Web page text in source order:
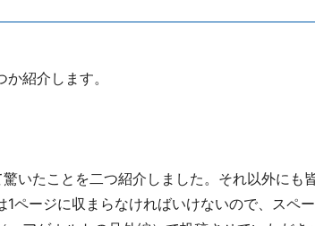
紹介します。
いたことを二つ紹介しました。それ以外にも
ページに収まらなければいけないので、スペ